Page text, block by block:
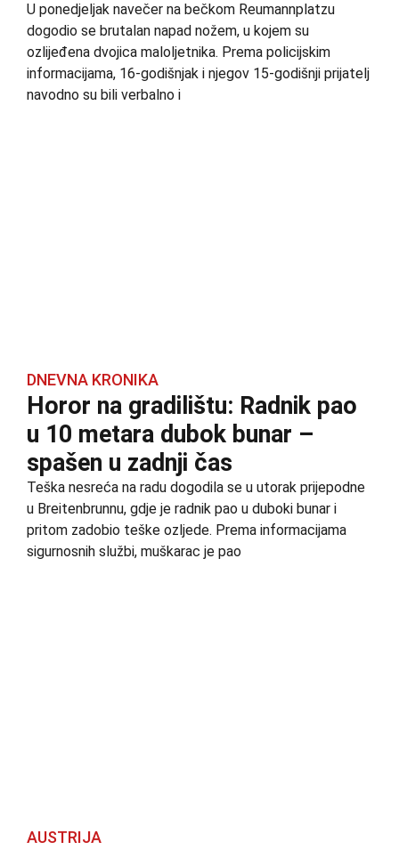
U ponedjeljak navečer na bečkom Reumannplatzu
dogodio se brutalan napad nožem, u kojem su
ozlijeđena dvojica maloljetnika. Prema policijskim
informacijama, 16-godišnjak i njegov 15-godišnji prijatelj
navodno su bili verbalno i
DNEVNA KRONIKA
Horor na gradilištu: Radnik pao
u 10 metara dubok bunar –
spašen u zadnji čas
Teška nesreća na radu dogodila se u utorak prijepodne
u Breitenbrunnu, gdje je radnik pao u duboki bunar i
pritom zadobio teške ozljede. Prema informacijama
sigurnosnih službi, muškarac je pao
AUSTRIJA